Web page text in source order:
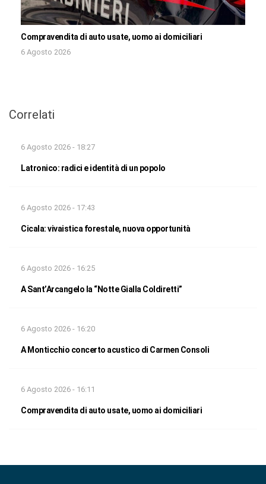
Compravendita di auto usate, uomo ai domiciliari
6 Agosto 2026
Correlati
6 Agosto 2026 - 18:27
Latronico: radici e identità di un popolo
6 Agosto 2026 - 17:43
Cicala: vivaistica forestale, nuova opportunità
6 Agosto 2026 - 16:25
A Sant’Arcangelo la “Notte Gialla Coldiretti”
6 Agosto 2026 - 16:20
A Monticchio concerto acustico di Carmen Consoli
6 Agosto 2026 - 16:11
Compravendita di auto usate, uomo ai domiciliari